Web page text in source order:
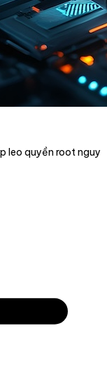
leo quyền root nguy